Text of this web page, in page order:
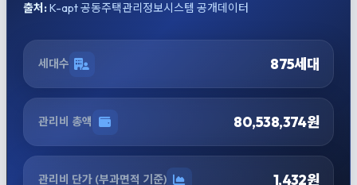
출처:K-apt 공동주택관리정보시스템 공개데이터
세대수 875세대
관리비 총액 80,538,374원
관리비 단가 (부과면적 기준) 1,432원